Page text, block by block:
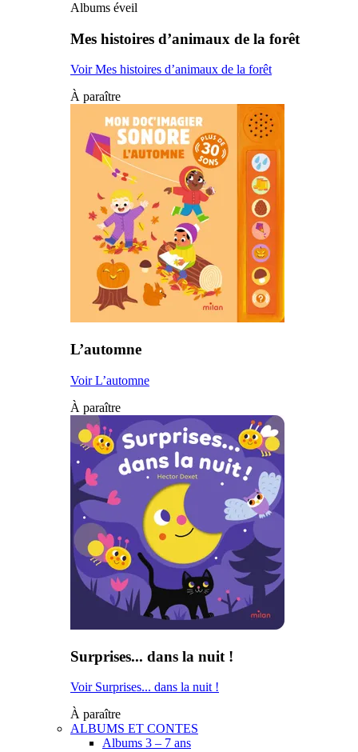
Albums éveil
Mes histoires d’animaux de la forêt
Voir Mes histoires d’animaux de la forêt
À paraître
L’automne
Voir L’automne
À paraître
Surprises... dans la nuit !
Voir Surprises... dans la nuit !
À paraître
ALBUMS ET CONTES
Albums 3 – 7 ans